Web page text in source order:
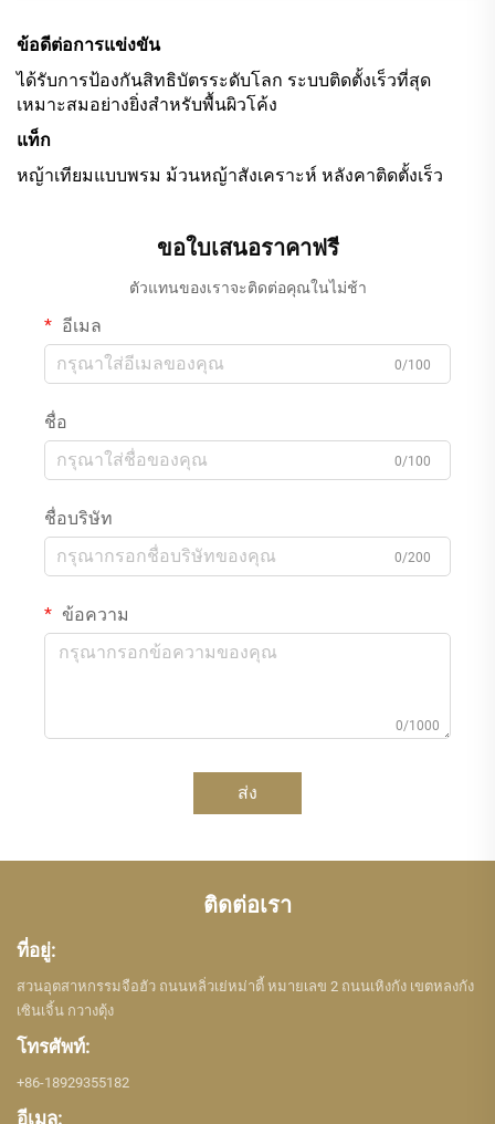
ข้อดีต่อการแข่งขัน
ได้รับการป้องกันสิทธิบัตรระดับโลก ระบบติดตั้งเร็วที่สุด
เหมาะสมอย่างยิ่งสำหรับพื้นผิวโค้ง
แท็ก
หญ้าเทียมแบบพรม ม้วนหญ้าสังเคราะห์ หลังคาติดตั้งเร็ว
ขอใบเสนอราคาฟรี
ตัวแทนของเราจะติดต่อคุณในไม่ช้า
อีเมล
0/100
ชื่อ
0/100
ชื่อบริษัท
0/200
ข้อความ
0/1000
ส่ง
ติดต่อเรา
ที่อยู่:
สวนอุตสาหกรรมจือฮัว ถนนหลิ่วเย่หม่าตี้ หมายเลข 2 ถนนเหิงกัง เขตหลงกัง
เซินเจิ้น กวางตุ้ง
โทรศัพท์:
+86-18929355182
อีเมล: